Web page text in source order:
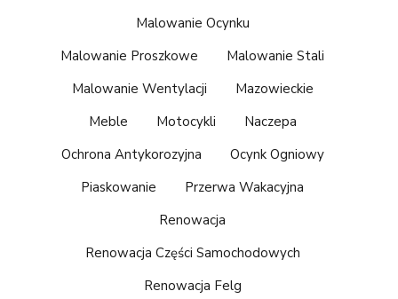
Malowanie Ocynku
Malowanie Proszkowe
Malowanie Stali
Malowanie Wentylacji
Mazowieckie
Meble
Motocykli
Naczepa
Ochrona Antykorozyjna
Ocynk Ogniowy
Piaskowanie
Przerwa Wakacyjna
Renowacja
Renowacja Części Samochodowych
Renowacja Felg